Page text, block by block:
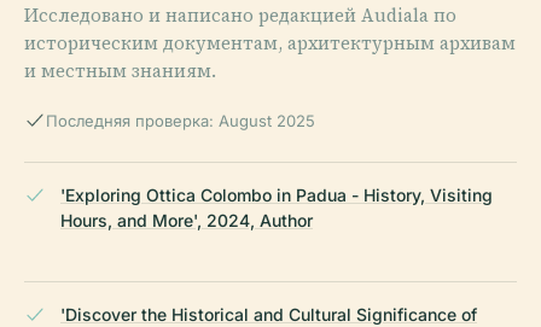
Исследовано и написано редакцией Audiala по
историческим документам, архитектурным архивам
и местным знаниям.
Последняя проверка: August 2025
'Exploring Ottica Colombo in Padua - History, Visiting
Hours, and More', 2024, Author
'Discover the Historical and Cultural Significance of